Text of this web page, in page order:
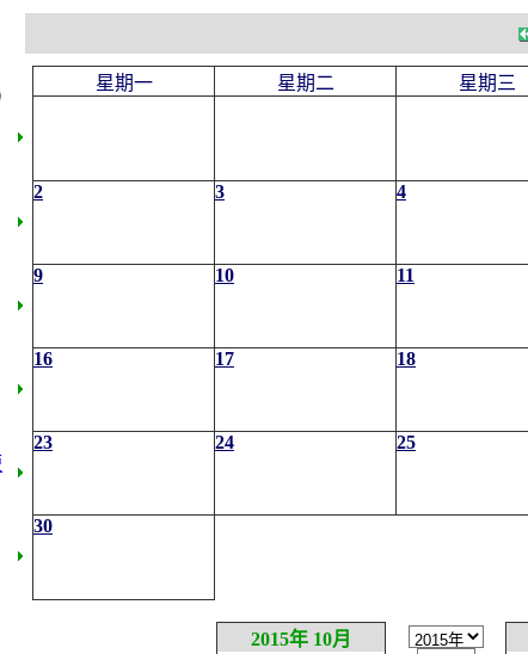
星期一 星期二 星期三
2 3 4
9 10 11
16 17 18
23 24 25
30
2015年 10月